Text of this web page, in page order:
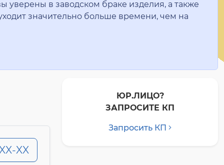
уверены в заводском браке изделия, а также
значительно больше времени, чем на
XX
ЮР.ЛИЦО?
ЗАПРОСИТЕ КП
Запросить КП